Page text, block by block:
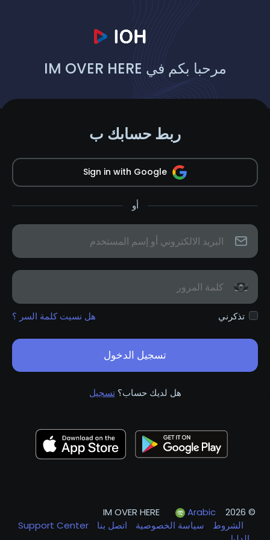
مرحبا بكم في IM OVER HERE
ربط حسابك ب
أو
تذكرني هل نسيت كلمة السر ؟
تسجيل الدخول
هل لديك حساب؟تسجيل
© 2026 IM OVER HERE
Arabic
الشروط
سياسة الخصوصية اتصل بنا
Support Center